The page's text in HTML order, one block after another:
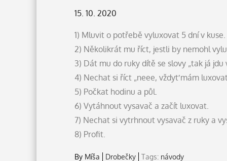
Posted
15. 10. 2020
1) Mluvit o potřebě vyluxovat 5 dní v kuse.
2) Několikrát mu říct, jestli by nemohl
3) Dát mu do ruky dítě se slovy „tak já jdu
4) Nechat si říct „neee, vždyť mám
5) Počkat hodinu a půl.
6) Vytáhnout vysavač a začít luxovat.
7) Nechat si vytrhnout vysavač z ruky a
8) Profit.
By Míša Drobečky Tags: návody